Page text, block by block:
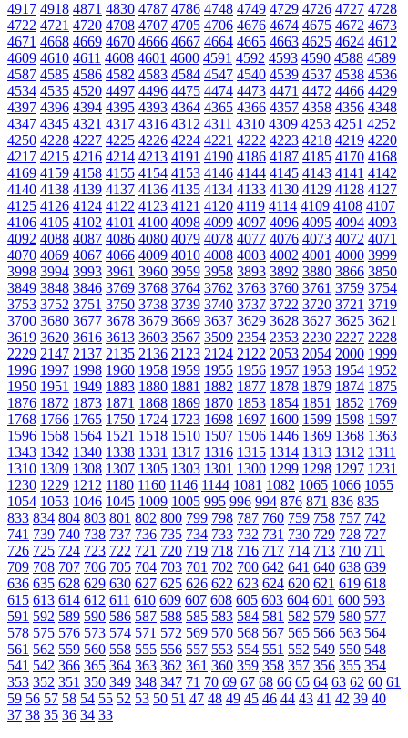
4917 4918 4871 4830 4787 4786 4748 4749 4729 4726 4727 4728
4722 4721 4720 4708 4707 4705 4706 4676 4674 4675 4672 4673
4671 4668 4669 4670 4666 4667 4664 4665 4663 4625 4624 4612
4609 4610 4611 4608 4601 4600 4591 4592 4593 4590 4588 4589
4587 4585 4586 4582 4583 4584 4547 4540 4539 4537 4538 4536
4534 4535 4520 4497 4496 4475 4474 4473 4471 4472 4466 4429
4397 4396 4394 4395 4393 4364 4365 4366 4357 4358 4356 4348
4347 4345 4321 4317 4316 4312 4311 4310 4309 4253 4251 4252
4250 4228 4227 4225 4226 4224 4221 4222 4223 4218 4219 4220
4217 4215 4216 4214 4213 4191 4190 4186 4187 4185 4170 4168
4169 4159 4158 4155 4154 4153 4146 4144 4145 4143 4141 4142
4140 4138 4139 4137 4136 4135 4134 4133 4130 4129 4128 4127
4125 4126 4124 4122 4123 4121 4120 4119 4114 4109 4108 4107
4106 4105 4102 4101 4100 4098 4099 4097 4096 4095 4094 4093
4092 4088 4087 4086 4080 4079 4078 4077 4076 4073 4072 4071
4070 4069 4067 4066 4009 4010 4008 4003 4002 4001 4000 3999
3998 3994 3993 3961 3960 3959 3958 3893 3892 3880 3866 3850
3849 3848 3846 3769 3768 3764 3762 3763 3760 3761 3759 3754
3753 3752 3751 3750 3738 3739 3740 3737 3722 3720 3721 3719
3700 3680 3677 3678 3679 3669 3637 3629 3628 3627 3625 3621
3619 3620 3616 3613 3603 3567 3509 2354 2353 2230 2227 2228
2229 2147 2137 2135 2136 2123 2124 2122 2053 2054 2000 1999
1996 1997 1998 1960 1958 1959 1955 1956 1957 1953 1954 1952
1950 1951 1949 1883 1880 1881 1882 1877 1878 1879 1874 1875
1876 1872 1873 1871 1868 1869 1870 1853 1854 1851 1852 1769
1768 1766 1765 1750 1724 1723 1698 1697 1600 1599 1598 1597
1596 1568 1564 1521 1518 1510 1507 1506 1446 1369 1368 1363
1343 1342 1340 1338 1331 1317 1316 1315 1314 1313 1312 1311
1310 1309 1308 1307 1305 1303 1301 1300 1299 1298 1297 1231
1230 1229 1212 1180 1160 1146 1144 1081 1082 1065 1066 1055
1054 1053 1046 1045 1009 1005 995 996 994 876 871 836 835
833 834 804 803 801 802 800 799 798 787 760 759 758 757 742
741 739 740 738 737 736 735 734 733 732 731 730 729 728 727
726 725 724 723 722 721 720 719 718 716 717 714 713 710 711
709 708 707 706 705 704 703 701 702 700 642 641 640 638 639
636 635 628 629 630 627 625 626 622 623 624 620 621 619 618
615 613 614 612 611 610 609 607 608 605 603 604 601 600 593
591 592 589 590 586 587 588 585 583 584 581 582 579 580 577
578 575 576 573 574 571 572 569 570 568 567 565 566 563 564
561 562 559 560 558 555 556 557 553 554 551 552 549 550 548
541 542 366 365 364 363 362 361 360 359 358 357 356 355 354
353 352 351 350 349 348 347 71 70 69 67 68 66 65 64 63 62 60 61
59 56 57 58 54 55 52 53 50 51 47 48 49 45 46 44 43 41 42 39 40
37 38 35 36 34 33